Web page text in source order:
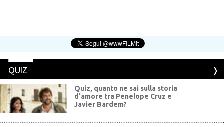
QUIZ
Quiz, quanto ne sai sulla storia
d'amore tra Penelope Cruz e
Javier Bardem?